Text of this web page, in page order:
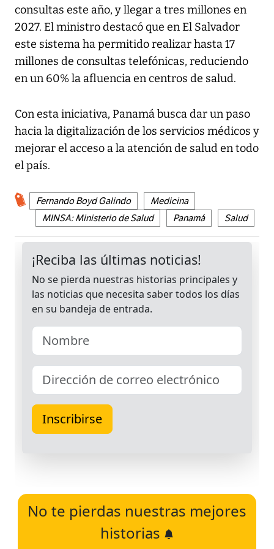
consultas este año, y llegar a tres millones en
2027. El ministro destacó que en El Salvador
este sistema ha permitido realizar hasta 17
millones de consultas telefónicas, reduciendo
en un 60% la afluencia en centros de salud.
Con esta iniciativa, Panamá busca dar un paso
hacia la digitalización de los servicios médicos y
mejorar el acceso a la atención de salud en todo
el país.
Fernando Boyd Galindo
Medicina
MINSA: Ministerio de Salud
Panamá Salud
No te pierdas nuestras mejores
historias